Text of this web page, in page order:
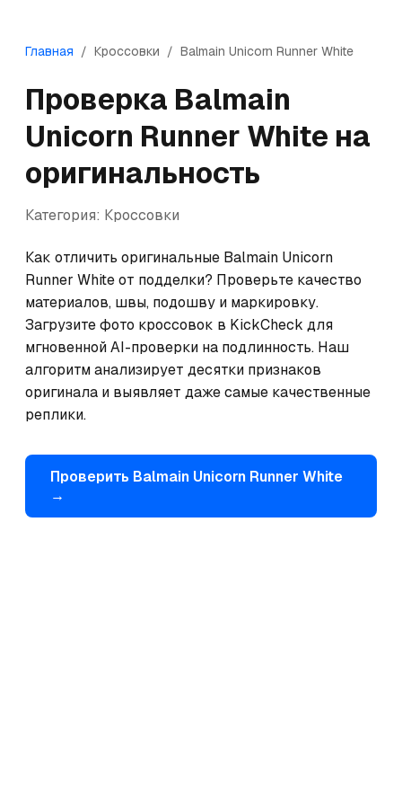
Главная / Кроссовки / Balmain Unicorn Runner White
Проверка Balmain
Unicorn Runner White на
оригинальность
Категория: Кроссовки
Как отличить оригинальные Balmain Unicorn
Runner White от подделки? Проверьте качество
материалов, швы, подошву и маркировку.
Загрузите фото кроссовок в KickCheck для
мгновенной AI-проверки на подлинность. Наш
алгоритм анализирует десятки признаков
оригинала и выявляет даже самые качественные
реплики.
Проверить Balmain Unicorn Runner White
→